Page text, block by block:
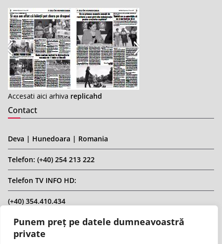
Punem preț pe datele dumneavoastră
private
Accesati aici arhiva replicahd
Contact
Deva | Hunedoara | Romania
Telefon: (+40) 254 213 222
Telefon TV INFO HD:
(+40) 354.410.434
Email: infohd20@gmail.com